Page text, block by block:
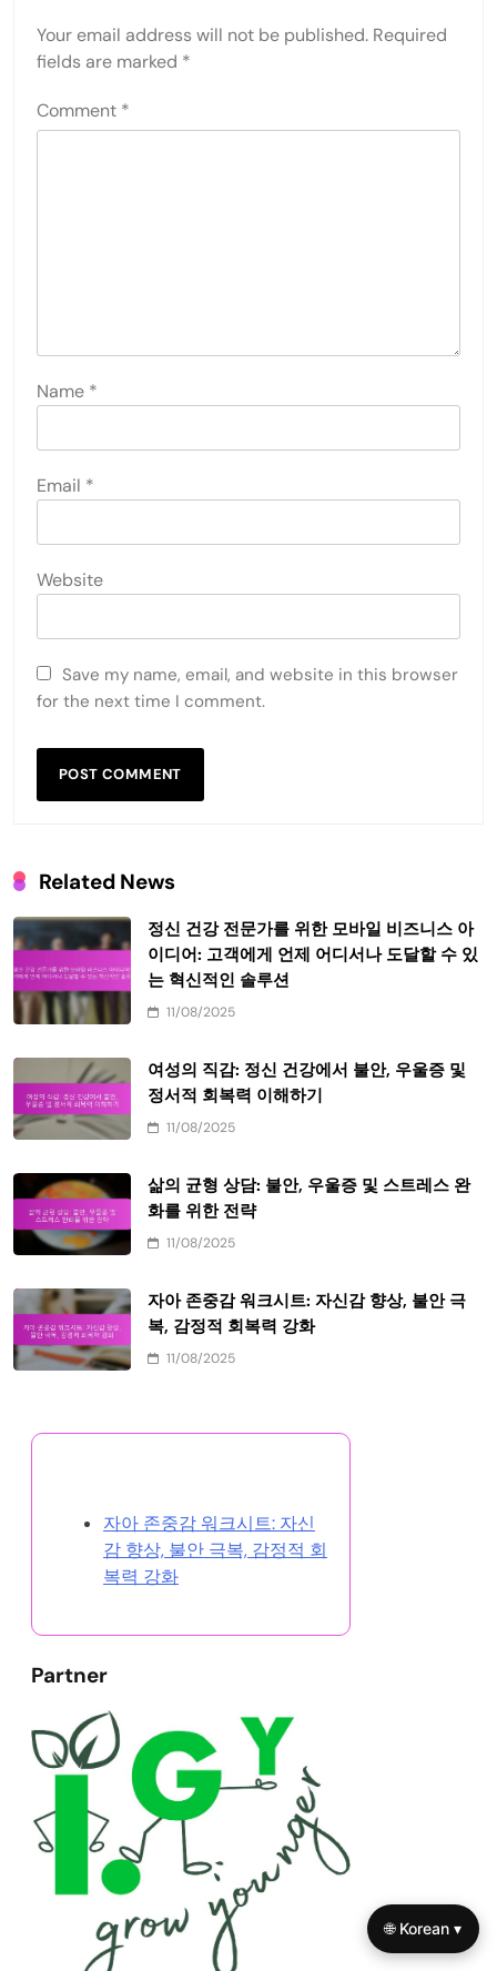
Your email address will not be published. Required
fields are marked *
Comment *
Name *
Email *
Website
Save my name, email, and website in this browser
for the next time I comment.
Related News
정신 건강 전문가를 위한 모바일 비즈니스 아
이디어: 고객에게 언제 어디서나 도달할 수 있
는 혁신적인 솔루션
11/08/2025
여성의 직감: 정신 건강에서 불안, 우울증 및
정서적 회복력 이해하기
11/08/2025
삶의 균형 상담: 불안, 우울증 및 스트레스 완
화를 위한 전략
11/08/2025
자아 존중감 워크시트: 자신감 향상, 불안 극
복, 감정적 회복력 강화
11/08/2025
자아 존중감 워크시트: 자신
감 향상, 불안 극복, 감정적 회
복력 강화
Partner
🌐 Korean ▾